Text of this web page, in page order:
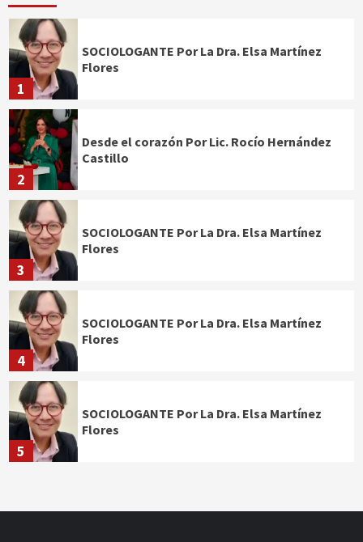
1
SOCIOLOGANTE Por La Dra. Elsa Martínez
Flores
2
Desde el corazón Por Lic. Rocío Hernández
Castillo
3
SOCIOLOGANTE Por La Dra. Elsa Martínez
Flores
4
SOCIOLOGANTE Por La Dra. Elsa Martínez
Flores
5
SOCIOLOGANTE Por La Dra. Elsa Martínez
Flores